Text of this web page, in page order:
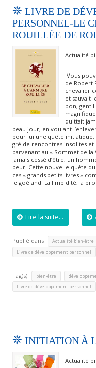
LIVRE DE
PERSONNEL-LE
ROUILLÉE DE
Actualité
Vous
de Robert
chevalier
et sauvait
bon, gentil
quittait
beau jour, en voulant
pour lui une quête initiatique,
gré de rencontres insolites et
parvenant au « Sommet de la
jamais cessé d’être, un
peur. Cette nouvelle quête
ces « grands petits livres »
le goéland. La limpidité, la
Lire la suite...
Publié dans Actualité bien-être
Livre de développement personnel
Tag(s) bien-être
Livre de développement personnel
INITIATION À
Actualité